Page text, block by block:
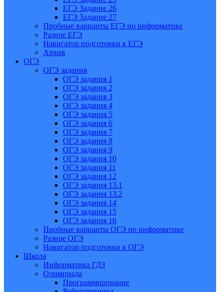
ЕГЭ Задание 26
ЕГЭ Задание 27
Пробные варианты ЕГЭ по информатике
Разное ЕГЭ
Навигатор подготовки к ЕГЭ
Архив
ОГЭ
ОГЭ задания
ОГЭ задания 1
ОГЭ задания 2
ОГЭ задания 3
ОГЭ задания 4
ОГЭ задания 5
ОГЭ задания 6
ОГЭ задания 7
ОГЭ задания 8
ОГЭ задания 9
ОГЭ задания 10
ОГЭ задания 11
ОГЭ задания 12
ОГЭ задания 13.1
ОГЭ задания 13.2
ОГЭ задания 14
ОГЭ задания 15
ОГЭ задания 16
Пробные варианты ОГЭ по информатике
Разное ОГЭ
Навигатор подготовки к ОГЭ
Школа
Информатика ГДЗ
Олимпиада
Программирование